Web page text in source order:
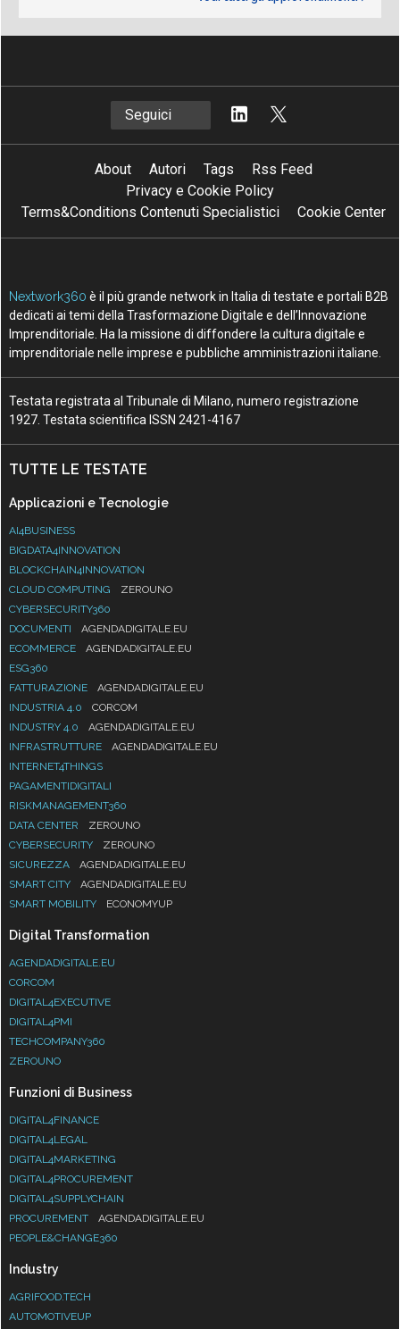
Seguici
About Autori Tags
Rss Feed
Privacy e Cookie Policy
Terms&Conditions Contenuti Specialistici
Cookie Center
Nextwork360 è il più grande network in Italia di testate e portali B2B
dedicati ai temi della Trasformazione Digitale e dell’Innovazione
Imprenditoriale. Ha la missione di diffondere la cultura digitale e
imprenditoriale nelle imprese e pubbliche amministrazioni italiane.
Testata registrata al Tribunale di Milano, numero registrazione
1927. Testata scientifica ISSN 2421-4167
TUTTE LE TESTATE
Applicazioni e Tecnologie
AI4BUSINESS
BIGDATA4INNOVATION
BLOCKCHAIN4INNOVATION
CLOUD COMPUTING
ZEROUNO
CYBERSECURITY360
DOCUMENTI
AGENDADIGITALE.EU
ECOMMERCE
AGENDADIGITALE.EU
ESG360
FATTURAZIONE
AGENDADIGITALE.EU
INDUSTRIA 4.0
CORCOM
INDUSTRY 4.0
AGENDADIGITALE.EU
INFRASTRUTTURE
AGENDADIGITALE.EU
INTERNET4THINGS
PAGAMENTIDIGITALI
RISKMANAGEMENT360
DATA CENTER
ZEROUNO
CYBERSECURITY
ZEROUNO
SICUREZZA
AGENDADIGITALE.EU
SMART CITY
AGENDADIGITALE.EU
SMART MOBILITY
ECONOMYUP
Digital Transformation
AGENDADIGITALE.EU
CORCOM
DIGITAL4EXECUTIVE
DIGITAL4PMI
TECHCOMPANY360
ZEROUNO
Funzioni di Business
DIGITAL4FINANCE
DIGITAL4LEGAL
DIGITAL4MARKETING
DIGITAL4PROCUREMENT
DIGITAL4SUPPLYCHAIN
PROCUREMENT
AGENDADIGITALE.EU
PEOPLE&CHANGE360
Industry
AGRIFOOD.TECH
AUTOMOTIVEUP